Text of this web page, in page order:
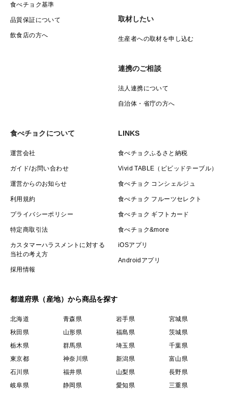
食べチョク基準
品質保証について
飲食店の方へ
取材したい
生産者への取材を申し込む
連携のご相談
法人連携について
自治体・省庁の方へ
食べチョクについて
運営会社
ガイド/お問い合わせ
運営からのお知らせ
利用規約
プライバシーポリシー
特定商取引法
カスタマーハラスメントに対する
当社の考え方
採用情報
LINKS
食べチョクふるさと納税
Vivid TABLE（ビビッドテーブル）
食べチョク コンシェルジュ
食べチョク フルーツセレクト
食べチョク ギフトカード
食べチョク&more
iOSアプリ
Androidアプリ
都道府県（産地）から商品を探す
北海道 青森県 岩手県
宮城県
秋田県
山形県 福島県
茨城県
栃木県
群馬県 埼玉県
千葉県
東京都
神奈川県 新潟県
富山県
石川県
福井県 山梨県
長野県
岐阜県
静岡県 愛知県
三重県